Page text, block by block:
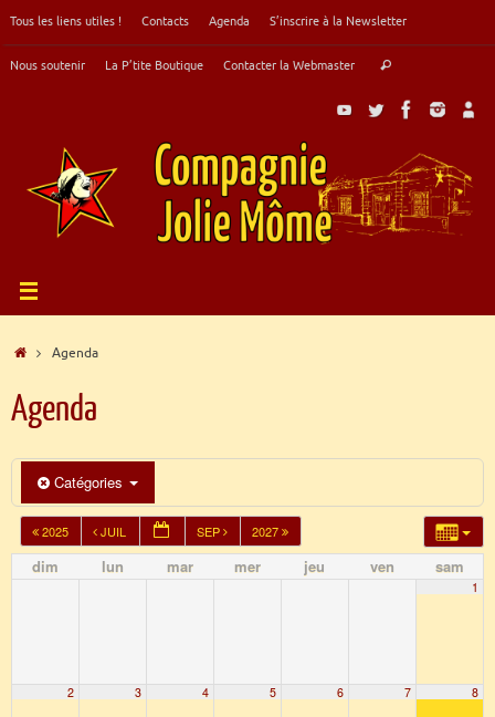
au
Tous les liens utiles ! Contacts Agenda S’inscrire à la Newsletter
Nous soutenir La P’tite Boutique Contacter la Webmaster Rechercher
Accueil
Agenda
Agenda
Catégories
2025 JUIL SEP 2027
dim lun mar mer jeu ven sam
1
2 3 4 5 6 7 8